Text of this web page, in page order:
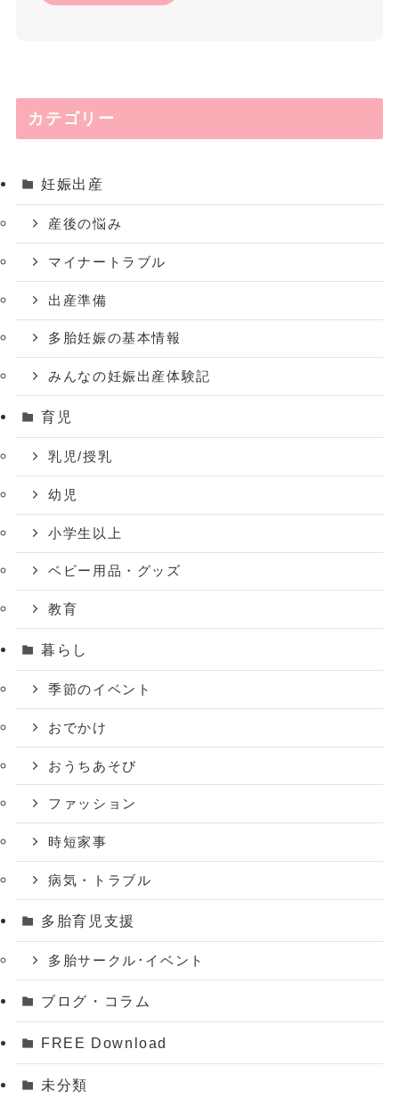
カテゴリー
妊娠出産
産後の悩み
マイナートラブル
出産準備
多胎妊娠の基本情報
みんなの妊娠出産体験記
育児
乳児/授乳
幼児
小学生以上
ベビー用品・グッズ
教育
暮らし
季節のイベント
おでかけ
おうちあそび
ファッション
時短家事
病気・トラブル
多胎育児支援
多胎サークル･イベント
ブログ・コラム
FREE Download
未分類